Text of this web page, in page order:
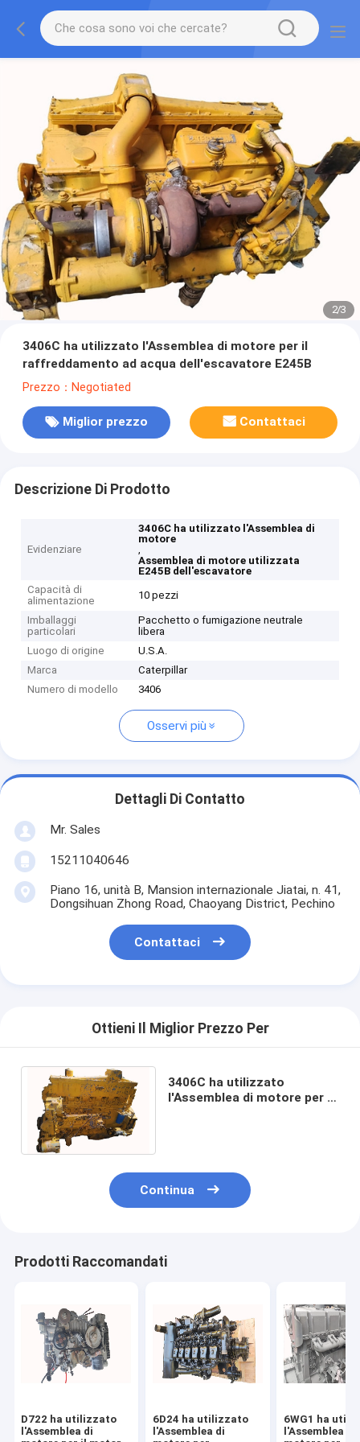
2/3
3406C ha utilizzato l'Assemblea di motore per il
raffreddamento ad acqua dell'escavatore E245B
Prezzo：Negotiated
Miglior prezzo Contattaci
Descrizione Di Prodotto
Evidenziare
3406C ha utilizzato l'Assemblea di
motore
,
Assemblea di motore utilizzata
E245B dell'escavatore
Capacità di
alimentazione
10 pezzi
Imballaggi
particolari
Pacchetto o fumigazione neutrale
libera
Luogo di origine
U.S.A.
Marca
Caterpillar
Numero di modello
3406
Osservi più
Dettagli Di Contatto
Mr. Sales
15211040646
Piano 16, unità B, Mansion internazionale Jiatai, n. 41,
Dongsihuan Zhong Road, Chaoyang District, Pechino
Contattaci
Ottieni Il Miglior Prezzo Per
3406C ha utilizzato
l'Assemblea di motore per il
Continua
Prodotti Raccomandati
D722 ha utilizzato
l'Assemblea di
6D24 ha utilizzato
l'Assemblea di
6WG1 ha
l'Assemblea di